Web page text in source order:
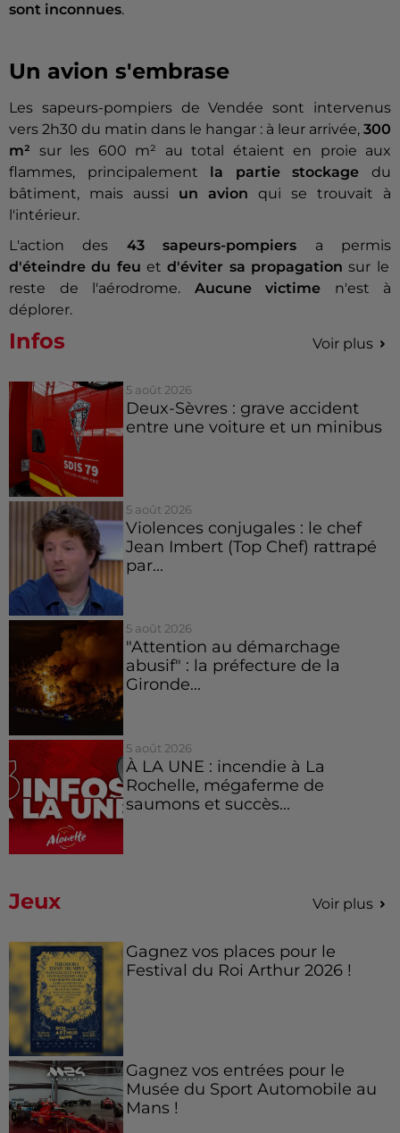
sont inconnues.
Un avion s'embrase
Les sapeurs-pompiers de Vendée sont intervenus
vers 2h30 du matin dans le hangar : à leur arrivée, 300
m² sur les 600 m² au total étaient en proie aux
flammes, principalement
la partie stockagedu
bâtiment, mais aussi un avion qui se trouvait à
l'intérieur.
L'action des 43 sapeurs-pompiers a permis
d'éteindre du feu etd'éviter sa propagation sur le
reste de l'aérodrome. Aucune victime n'est à
déplorer.
Infos Voir plus
5 août 2026
Deux-Sèvres : grave accident
entre une voiture et un minibus
5 août 2026
Violences conjugales : le chef
Jean Imbert (Top Chef) rattrapé
par...
5 août 2026
"Attention au démarchage
abusif" : la préfecture de la
Gironde...
5 août 2026
À LA UNE : incendie à La
Rochelle, mégaferme de
saumons et succès...
Jeux Voir plus
Gagnez vos places pour le
Festival du Roi Arthur 2026 !
Gagnez vos entrées pour le
Musée du Sport Automobile au
Mans !